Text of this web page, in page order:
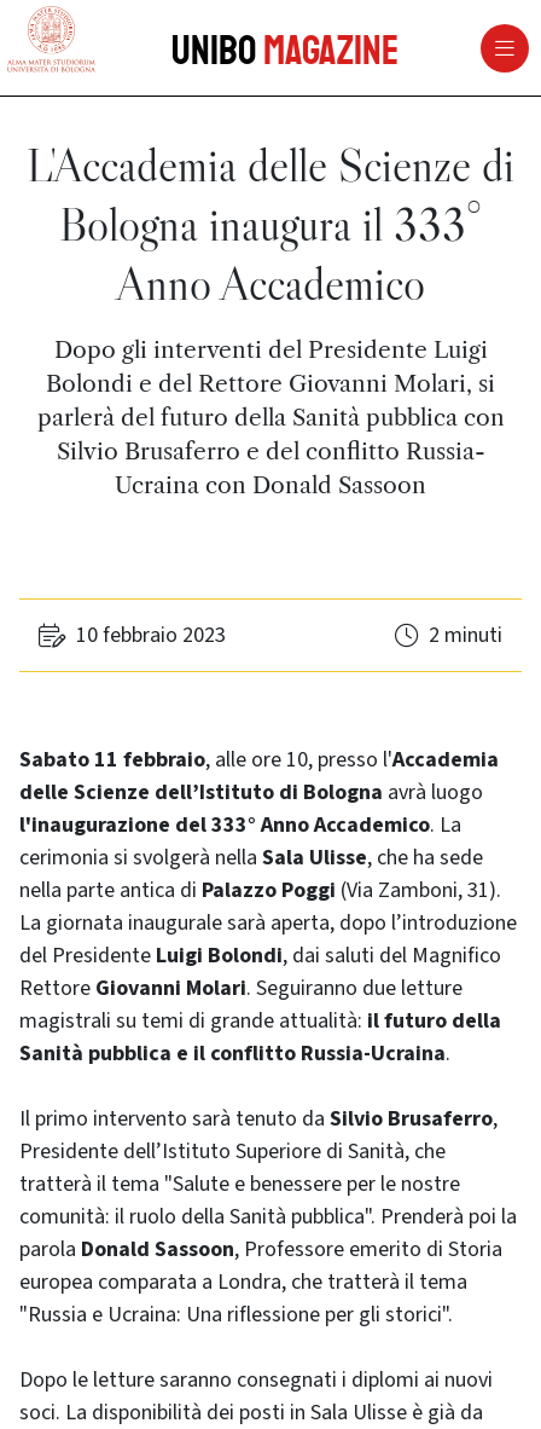
vai al contenuto della pagina
UniboMagazine
L'Accademia delle Scienze di
Bologna inaugura il 333°
Anno Accademico
Dopo gli interventi del Presidente Luigi
Bolondi e del Rettore Giovanni Molari, si
parlerà del futuro della Sanità pubblica con
Silvio Brusaferro e del conflitto Russia-
Ucraina con Donald Sassoon
10 febbraio 2023 2 minuti
Sabato 11 febbraio, alle ore 10, presso l'Accademia
delle Scienze dell’Istituto di Bologna avrà luogo
l'inaugurazione del 333° Anno Accademico. La
cerimonia si svolgerà nella Sala Ulisse, che ha sede
nella parte antica di Palazzo Poggi (Via Zamboni, 31).
La giornata inaugurale sarà aperta, dopo l’introduzione
del Presidente Luigi Bolondi, dai saluti del Magnifico
Rettore Giovanni Molari. Seguiranno due letture
magistrali su temi di grande attualità: il futuro della
Sanità pubblica e il conflitto Russia-Ucraina.
Il primo intervento sarà tenuto da Silvio Brusaferro,
Presidente dell’Istituto Superiore di Sanità, che
tratterà il tema "Salute e benessere per le nostre
comunità: il ruolo della Sanità pubblica". Prenderà poi la
parola Donald Sassoon, Professore emerito di Storia
europea comparata a Londra, che tratterà il tema
"Russia e Ucraina: Una riflessione per gli storici".
Dopo le letture saranno consegnati i diplomi ai nuovi
soci. La disponibilità dei posti in Sala Ulisse è già da